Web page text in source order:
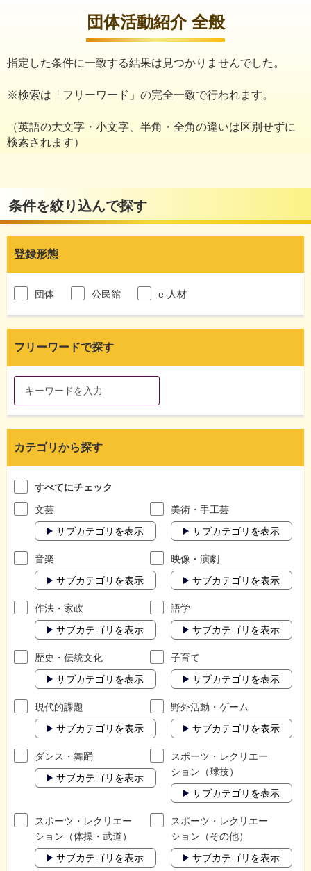
団体活動紹介 全般
指定した条件に一致する結果は見つかりませんでした。
※検索は「フリーワード」の完全一致で行われます。
（英語の大文字・小文字、半角・全角の違いは区別せずに
検索されます）
条件を絞り込んで探す
登録形態
団体 公民館 e-人材
フリーワードで探す
カテゴリから探す
すべてにチェック
文芸
サブカテゴリを表示
美術・手工芸
サブカテゴリを表示
音楽
サブカテゴリを表示
映像・演劇
サブカテゴリを表示
作法・家政
サブカテゴリを表示
語学
サブカテゴリを表示
歴史・伝統文化
サブカテゴリを表示
子育て
サブカテゴリを表示
現代的課題
サブカテゴリを表示
野外活動・ゲーム
サブカテゴリを表示
ダンス・舞踊
サブカテゴリを表示
スポーツ・レクリエー
ション（球技）
サブカテゴリを表示
スポーツ・レクリエー
ション（体操・武道）
サブカテゴリを表示
スポーツ・レクリエー
ション（その他）
サブカテゴリを表示